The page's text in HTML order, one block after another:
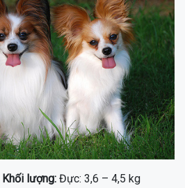
Khối lượng: Đực: 3,6 – 4,5 kg